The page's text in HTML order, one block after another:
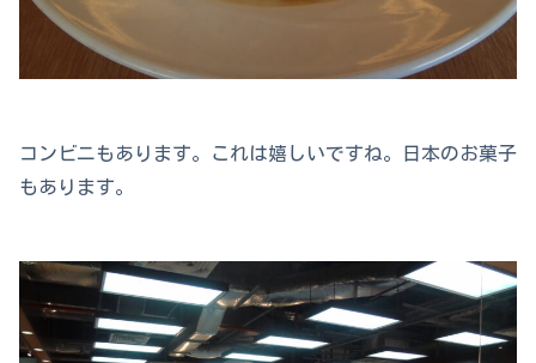
コンビニもあります。これは嬉しいですね。日本のお菓子
もあります。